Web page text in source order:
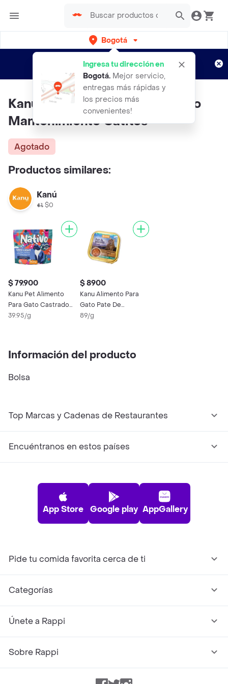
Bogotá
Ingresa tu dirección en
Bogotá. Mejor servicio,
entregas más rápidas y
los precios más
convenientes!
envíos gratis por semanas
Aplican TyC
Kanu Alimento Para Gato Nativo
Mantenimiento Gatitos
Agotado
Productos similares:
Kanú
$0
$ 79.900
Kanu Pet Alimento
Para Gato Castrado
Nativo Light
39.95/g
$ 8900
Kanu Alimento Para
Gato Pate De
Pescado
89/g
Información del producto
Bolsa
Top Marcas y Cadenas de Restaurantes
Encuéntranos en estos países
App Store Google play AppGallery
Pide tu comida favorita cerca de ti
Categorías
Únete a Rappi
Sobre Rappi